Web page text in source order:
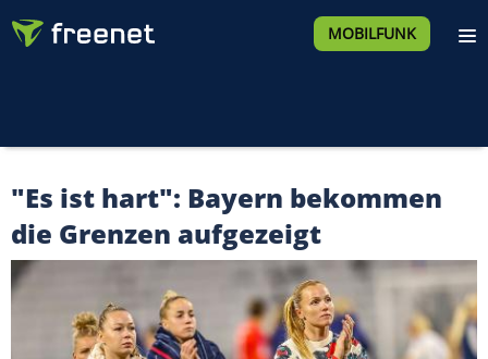
MOBILFUNK
"Es ist hart": Bayern bekommen
die Grenzen aufgezeigt